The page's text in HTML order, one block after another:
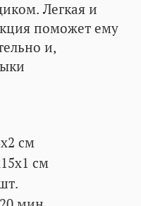
Легкая и
поможет ему
и,
см
см